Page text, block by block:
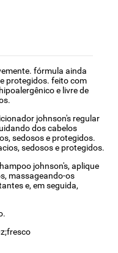
fórmula ainda
protegidos. feito com
e livre de
johnson's regular
dos cabelos
sedosos e protegidos.
sedosos e protegidos.
johnson's, aplique
massageando-os
e, em seguida,